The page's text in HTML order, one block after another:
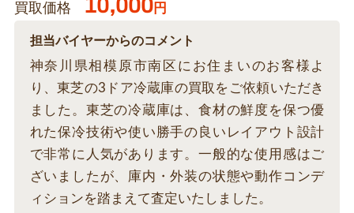
買取価格 10,000円
担当バイヤーからのコメント
神奈川県相模原市南区にお住まいのお客様よ
り、東芝の3ドア冷蔵庫の買取をご依頼いただき
ました。東芝の冷蔵庫は、食材の鮮度を保つ優
れた保冷技術や使い勝手の良いレイアウト設計
で非常に人気があります。一般的な使用感はご
ざいましたが、庫内・外装の状態や動作コンデ
ィションを踏まえて査定いたしました。